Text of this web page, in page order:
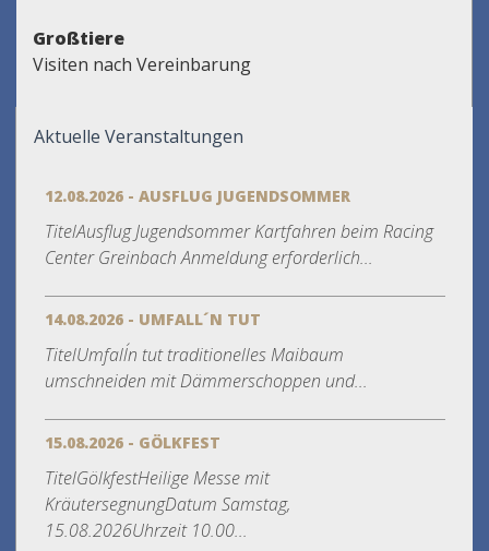
Großtiere
Visiten nach Vereinbarung
Aktuelle Veranstaltungen
12.08.2026 - AUSFLUG JUGENDSOMMER
TitelAusflug Jugendsommer Kartfahren beim Racing
Center Greinbach Anmeldung erforderlich...
14.08.2026 - UMFALL´N TUT
TitelUmfall´n tut traditionelles Maibaum
umschneiden mit Dämmerschoppen und...
15.08.2026 - GÖLKFEST
TitelGölkfestHeilige Messe mit
KräutersegnungDatum Samstag,
15.08.2026Uhrzeit 10.00...